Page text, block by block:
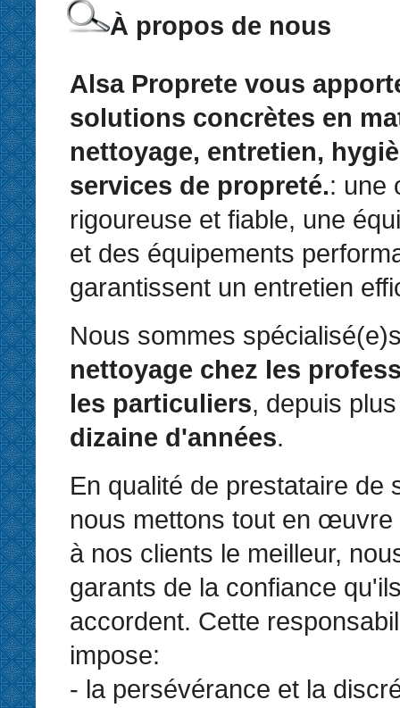
À propos de nous
Alsa Proprete vous
solutions concrètes en
nettoyage, entretien,
services de propreté.: une
rigoureuse et fiable, une
et des équipements
garantissent un entretien
Nous sommes
nettoyage chez les
les particuliers, depuis
dizaine d'années.
En qualité de prestataire de
nous mettons tout en œuvre
à nos clients le meilleur,
garants de la confiance
accordent. Cette
impose:
- la persévérance et la